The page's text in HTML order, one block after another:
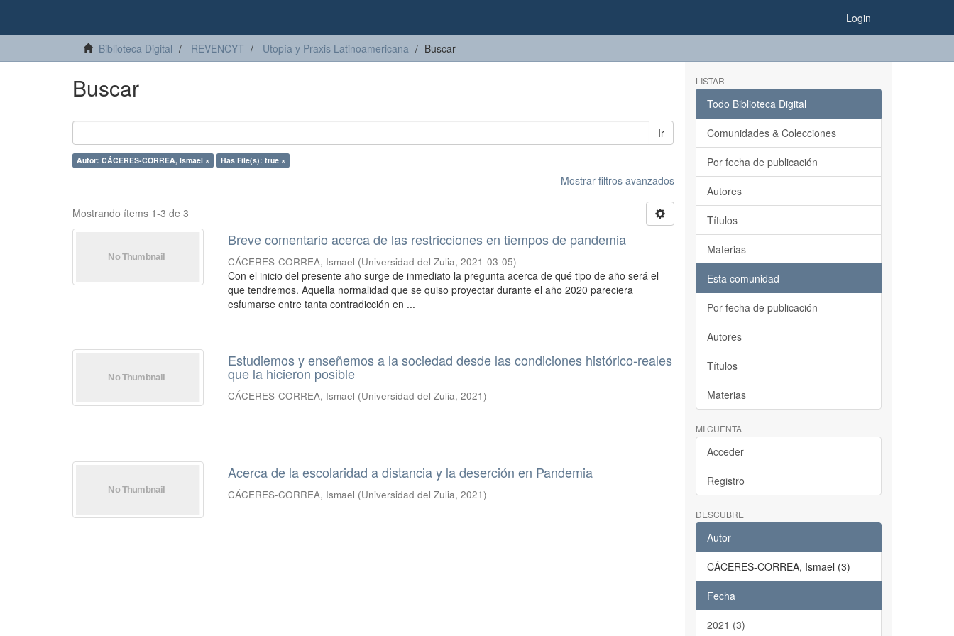
Login
Biblioteca Digital REVENCYT Utopía y Praxis Latinoamericana Buscar
Buscar
Ir
Autor: CÁCERES-CORREA, Ismael × Has File(s): true ×
Mostrar filtros avanzados
Mostrando ítems 1-3 de 3
Breve comentario acerca de las restricciones en tiempos de pandemia
CÁCERES-CORREA, Ismael (Universidad del Zulia,2021-03-05)
Con el inicio del presente año surge de inmediato la pregunta acerca de qué tipo de año será el
que tendremos. Aquella normalidad que se quiso proyectar durante el año 2020 pareciera
esfumarse entre tanta contradicción en ...
Estudiemos y enseñemos a la sociedad desde las condiciones histórico-reales
que la hicieron posible
CÁCERES-CORREA, Ismael (Universidad del Zulia,2021)
Acerca de la escolaridad a distancia y la deserción en Pandemia
CÁCERES-CORREA, Ismael (Universidad del Zulia,2021)
LISTAR
Todo Biblioteca Digital
Comunidades & Colecciones
Por fecha de publicación
Autores
Títulos
Materias
Esta comunidad
Por fecha de publicación
Autores
Títulos
Materias
MI CUENTA
Acceder
Registro
DESCUBRE
Autor
CÁCERES-CORREA, Ismael (3)
Fecha
2021 (3)